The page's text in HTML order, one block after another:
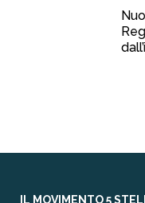
IL MOVIMENTO 5